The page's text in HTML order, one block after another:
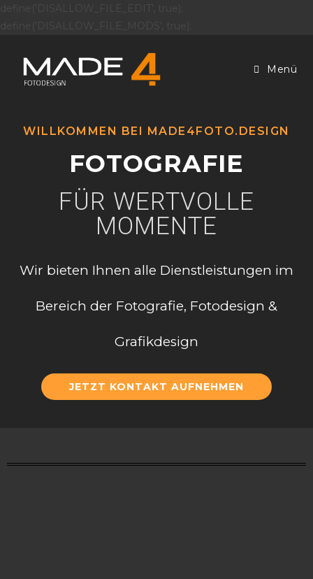
define('DISALLOW_FILE_EDIT', true);
define('DISALLOW_FILE_MODS', true);
Menü
WILLKOMMEN BEI MADE4FOTO.DESIGN
FOTOGRAFIE
FÜR WERTVOLLE
MOMENTE
Wir bieten Ihnen alle Dienstleistungen im
Bereich der Fotografie, Fotodesign &
Grafikdesign
JETZT KONTAKT AUFNEHMEN